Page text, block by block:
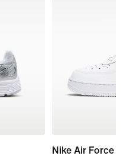
Nike Air Force 1